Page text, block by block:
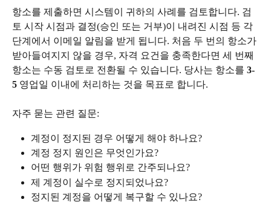
항소를 제출하면 시스템이 귀하의 사례를 검토합니다. 검
토 시작 시점과 결정(승인 또는 거부)이 내려진 시점 등 각
단계에서 이메일 알림을 받게 됩니다. 처음 두 번의 항소가
받아들여지지 않을 경우, 자격 요건을 충족한다면 세 번째
항소는 수동 검토로 전환될 수 있습니다. 당사는 항소를 3-
5 영업일 이내에 처리하는 것을 목표로 합니다.
자주 묻는 관련 질문:
계정이 정지된 경우 어떻게 해야 하나요?
계정 정지 원인은 무엇인가요?
어떤 행위가 위험 행위로 간주되나요?
제 계정이 실수로 정지되었나요?
정지된 계정을 어떻게 복구할 수 있나요?